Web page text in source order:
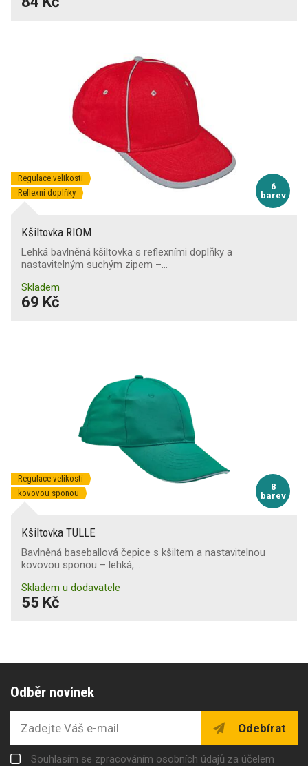
6
barev
Regulace velikosti
Reflexní doplňky
Kšiltovka RIOM
Lehká bavlněná kšiltovka s reflexními doplňky a
nastavitelným suchým zipem –…
Skladem
69 Kč
8
barev
Regulace velikosti
kovovou sponou
Kšiltovka TULLE
Bavlněná baseballová čepice s kšiltem a nastavitelnou
kovovou sponou – lehká,…
Skladem u dodavatele
55 Kč
Odběr novinek
Odebírat
Souhlasím se zpracováním osobních údajů za účelem